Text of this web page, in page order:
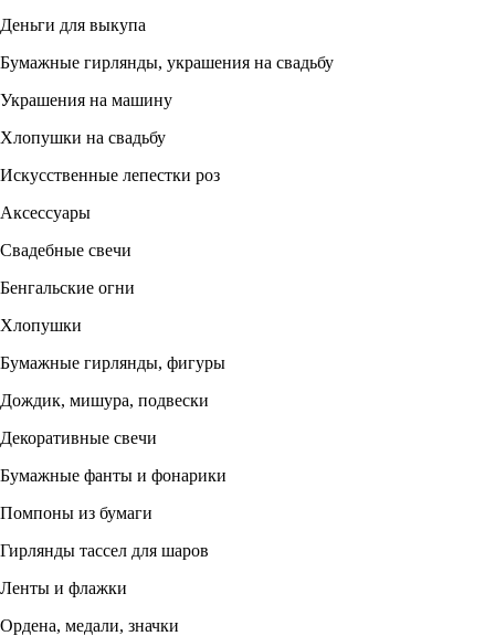
Деньги для выкупа
Бумажные гирлянды, украшения на свадьбу
Украшения на машину
Хлопушки на свадьбу
Искусственные лепестки роз
Аксессуары
Свадебные свечи
Бенгальские огни
Хлопушки
Бумажные гирлянды, фигуры
Дождик, мишура, подвески
Декоративные свечи
Бумажные фанты и фонарики
Помпоны из бумаги
Гирлянды тассел для шаров
Ленты и флажки
Ордена, медали, значки